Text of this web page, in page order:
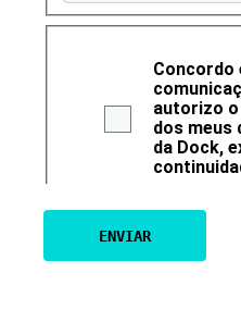
Concordo
autorizo
dos meus
da Dock,